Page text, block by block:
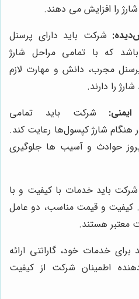
را افزایش می دهند.
شرکت باید دارای پرسنل
که با تمامی مراحل شارژ
مجرب، دانش و مهارت لازم
را دارند.
شرکت باید تمامی
هنگام شارژ کپسول‌ها رعایت کند.
بروز حوادث و آسیب ها جلوگیری
شرکت باید خدمات با کیفیت و با
کیفیت و قیمت مناسب، دو عامل
معتبر هستند.
برای خدمات خود، گارانتی ارائه
اطمینان شرکت از کیفیت